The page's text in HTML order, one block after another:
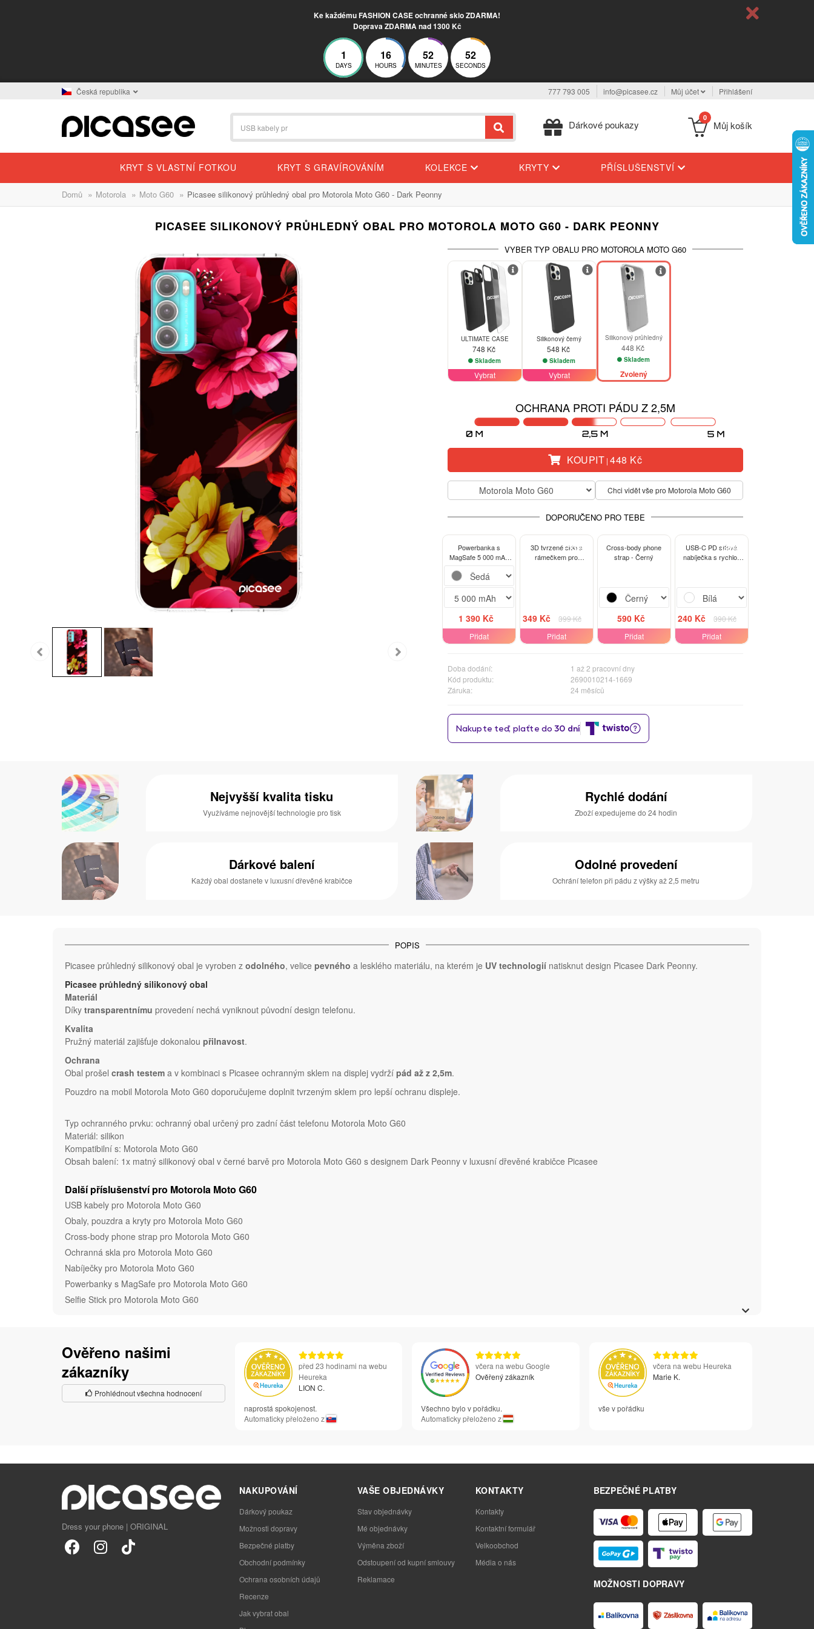
Ke každému FASHION CASE ochranné sklo ZDARMA!
Doprava ZDARMA nad 1300 Kč
1
DAYS
16
HOURS
52
MINUTES
52
SECONDS
Česká republika 777 793 005 info@picasee.cz Můj účet Přihlášení
Dárkové poukazy
0
Můj košík
KRYT S VLASTNÍ FOTKOU KRYT S GRAVÍROVÁNÍM KOLEKCE KRYTY PŘÍSLUŠENSTVÍ
Domů » Motorola » Moto G60 » Picasee silikonový průhledný obal pro Motorola Moto G60 - Dark Peonny
PICASEE SILIKONOVÝ PRŮHLEDNÝ OBAL PRO MOTOROLA MOTO G60 - DARK PEONNY
VYBER TYP OBALU PRO MOTOROLA MOTO G60
ULTIMATE CASE
748 Kč
Skladem
Vybrat
Silikonový černý
548 Kč
Skladem
Vybrat
Silikonový průhledný
448 Kč
Skladem
Zvolený
OCHRANA PROTI PÁDU Z 2,5M
KOUPIT |448 Kč
Motorola Moto G60 Chci vidět vše pro Motorola Moto G60
DOPORUČENO PRO TEBE
Powerbanka s
MagSafe 5 000 mAh
1 390 Kč
Přidat
-13%
3D tvrzené sklo s
rámečkem pro
349 Kč
399 Kč
Přidat
Cross-body phone
strap - Černý
590 Kč
Přidat
-38%
USB-C PD síťová
nabíječka s rychlo-
240 Kč
390 Kč
Přidat
Doba dodání:
1 až 2 pracovní dny
Kód produktu:
2690010214-1669
Záruka:
24 měsíců
Nejvyšší kvalita tisku
Využíváme nejnovější technologie pro tisk
Rychlé dodání
Zboží expedujeme do 24 hodin
Dárkové balení
Každý obal dostanete v luxusní dřevěné krabičce
Odolné provedení
Ochrání telefon při pádu z výšky až 2,5 metru
POPIS
Picasee průhledný silikonový obal je vyroben z odolného, velice pevného a lesklého materiálu, na kterém je UV technologií natisknut design Picasee Dark Peonny.
Picasee průhledný silikonový obal
Materiál
Díky transparentnímu provedení nechá vyniknout původní design telefonu.
Kvalita
Pružný materiál zajišťuje dokonalou přilnavost.
Ochrana
Obal prošel crash testem a v kombinaci s Picasee ochranným sklem na displej vydrží pád až z 2,5m.
Pouzdro na mobil Motorola Moto G60 doporučujeme doplnit tvrzeným sklem pro lepší ochranu displeje.
Typ ochranného prvku: ochranný obal určený pro zadní část telefonu Motorola Moto G60
Materiál: silikon
Kompatibilní s: Motorola Moto G60
Obsah balení: 1x matný silikonový obal v černé barvě pro Motorola Moto G60 s designem Dark Peonny v luxusní dřevěné krabičce Picasee
Další příslušenství pro Motorola Moto G60
USB kabely pro Motorola Moto G60
Obaly, pouzdra a kryty pro Motorola Moto G60
Cross-body phone strap pro Motorola Moto G60
Ochranná skla pro Motorola Moto G60
Nabíječky pro Motorola Moto G60
Powerbanky s MagSafe pro Motorola Moto G60
Selfie Stick pro Motorola Moto G60
Ověřeno našimi
zákazníky
Prohlédnout všechna hodnocení
před 23 hodinami na webu
Heureka
LION C.
naprostá spokojenost.
Automaticky přeloženo z
včera na webu Google
Ověřený zákazník
Všechno bylo v pořádku.
Automaticky přeloženo z
včera na webu Heureka
Marie K.
vše v pořádku
Dress your phone | ORIGINAL
BEZPEČNÉ PLATBY
MOŽNOSTI DOPRAVY
NAKUPOVÁNÍ
Dárkový poukaz
Možnosti dopravy
Bezpečné platby
Obchodní podmínky
Ochrana osobních údajů
Recenze
Jak vybrat obal
VAŠE OBJEDNÁVKY
Stav objednávky
Mé objednávky
Výměna zboží
Odstoupení od kupní smlouvy
Reklamace
KONTAKTY
Kontakty
Kontaktní formulář
Velkoobchod
Média o nás